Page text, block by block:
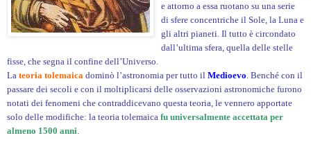
e attorno a essa ruotano su una serie
di sfere concentriche il Sole, la Luna e
gli altri pianeti. Il tutto è circondato
dall’ultima sfera, quella delle stelle
fisse, che segna il confine dell’Universo.
La teoria tolemaica dominò l’astronomia per tutto il Medioevo. Benché con il
passare dei secoli e con il moltiplicarsi delle osservazioni astronomiche furono
notati dei fenomeni che contraddicevano questa teoria, le vennero apportate
solo delle modifiche: la teoria tolemaica fu universalmente accettata per
almeno 1500 anni.